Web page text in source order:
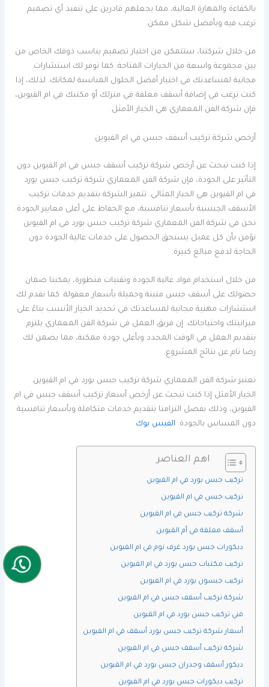
بالكفاءة والمهارة العالية، مما يجعلهم قادرين على تنفيذ أي تصميم
ترغب فيه وبأفضل شكل ممكن.
من خلال شركتنا، ستتمكن من اختيار تصميم يناسب ذوقك الخاص من
بين مجموعة واسعة من الخيارات المتاحة. كما نوفر لك استشارات
مجانية لمساعدتك في اختيار أفضل الحلول المناسبة لمكانك. لذلك، إذا
كنت ترغب في إضافة أسقف معلقة في منزلك أو مكتبك في ام القيوين،
فإن شركة الفن المعماري هي الخيار الأمثل.
أرخص شركة تركيب أسقف جبس في ام القيوين
إذا كنت تبحث عن أرخص شركة تركيب أسقف جبس في ام القيوين دون
التأثير على الجودة، فإن شركة الفن المعماري شركة تركيب جبس بورد
في ام القيوين هي الخيار المثالي. تتميز الشركة بتقديم خدمات تركيب
الأسقف الجبسية بأسعار تنافسية، مع الحفاظ على أعلى معايير الجودة.
نحن في شركة الفن المعماري شركة تركيب جبس بورد في ام القيوين
نؤمن بأن كل عميل يستحق الحصول على خدمات عالية الجودة دون
الحاجة لدفع مبالغ كبيرة.
من خلال استخدام مواد عالية الجودة وتقنيات متطورة، يمكننا ضمان
حصولك على أسقف جبس متينة وجميلة بأسعار معقولة. كما نقدم لك
استشارات مهنية مجانية لمساعدتك في تحديد الخيار الأنسب بناءً على
ميزانيتك واحتياجاتك. إن فريق العمل في شركة الفن المعماري يلتزم
بتقديم العمل في الوقت المحدد وبأعلى جودة ممكنة، مما يضمن لك
رضا تام عن نتائج المشروع.
تعتبر شركة الفن المعماري شركة تركيب جبس بورد في ام القيوين
الخيار الأمثل إذا كنت تبحث عن أرخص أسعار تركيب أسقف جبس في ام
القيوين، وذلك بفضل التزامنا بتقديم خدمات متكاملة وبأسعار تنافسية
دون المساس بالجودة. الفيس بوك
اهم العناصر
تركيب جبس بورد في ام القيوين
تركيب جبس في ام القيوين
شركة تركيب جبس في ام القيوين
أسقف معلقة في أم القيوين
ديكورات جبس بورد غرف نوم في ام القيوين
تركيب مكتبات جبس بورد في ام القيوين
تركيب جبسون بورد في ام القيوين
شركة تركيب أسقف جبس في ام القيوين
فني تركيب جبس بورد في ام القيوين
أسعار شركة تركيب جبس بورد أسقف في ام القيوين
شركة تركيب أسقف جبس في ام القيوين
ديكور أسقف وجدران جبس بورد في ام القيوين
تركيب ديكورات جبس بورد في ام القيوين